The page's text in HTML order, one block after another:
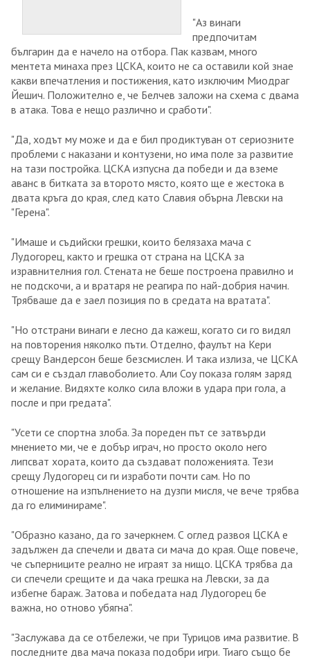
"Аз винаги
предпочитам
българин да е начело на отбора. Пак казвам, много
ментета минаха през ЦСКА, които не са оставили кой знае
какви впечатления и постижения, като изключим Миодраг
Йешич. Положително е, че Белчев заложи на схема с двама
в атака. Това е нещо различно и сработи".
"Да, ходът му може и да е бил продиктуван от сериозните
проблеми с наказани и контузени, но има поле за развитие
на тази постройка. ЦСКА изпусна да победи и да вземе
аванс в битката за второто място, която ще е жестока в
двата кръга до края, след като Славия обърна Левски на
"Герена".
"Имаше и съдийски грешки, които белязаха мача с
Лудогорец, както и грешка от страна на ЦСКА за
изравнителния гол. Стената не беше построена правилно и
не подскочи, а и вратаря не реагира по най-добрия начин.
Трябваше да е заел позиция по в средата на вратата".
"Но отстрани винаги е лесно да кажеш, когато си го видял
на повторения няколко пъти. Отделно, фаулът на Кери
срещу Вандерсон беше безсмислен. И така излиза, че ЦСКА
сам си е създал главоболието. Али Соу показа голям заряд
и желание. Видяхте колко сила вложи в удара при гола, а
после и при гредата".
"Усети се спортна злоба. За пореден път се затвърди
мнението ми, че е добър играч, но просто около него
липсват хората, които да създават положенията. Тези
срещу Лудогорец си ги изработи почти сам. Но по
отношение на изпълнението на дузпи мисля, че вече трябва
да го елиминираме".
"Образно казано, да го зачеркнем. С оглед развоя ЦСКА е
задължен да спечели и двата си мача до края. Още повече,
че съперниците реално не играят за нищо. ЦСКА трябва да
си спечели срещите и да чака грешка на Левски, за да
избегне бараж. Затова и победата над Лудогорец бе
важна, но отново убягна".
"Заслужава да се отбележи, че при Турицов има развитие. В
последните два мача показа подобри игри. Тиаго също бе